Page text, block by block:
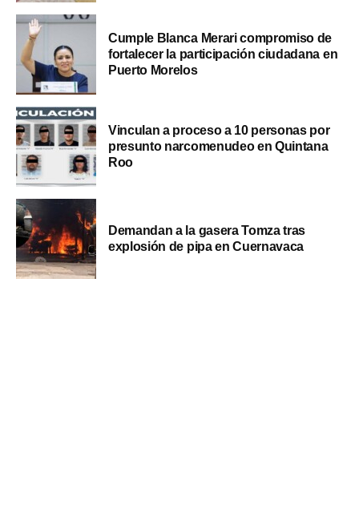
Cumple Blanca Merari compromiso de
fortalecer la participación ciudadana en
Puerto Morelos
Vinculan a proceso a 10 personas por
presunto narcomenudeo en Quintana
Roo
Demandan a la gasera Tomza tras
explosión de pipa en Cuernavaca